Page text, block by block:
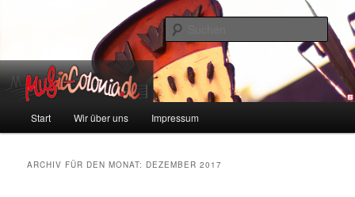
wechselnmusic-colonia
Start Wir über uns Impressum
ARCHIV FÜR DEN MONAT: DEZEMBER 2017